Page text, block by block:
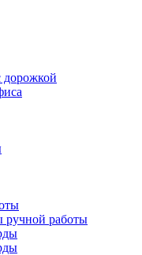
ручной работы